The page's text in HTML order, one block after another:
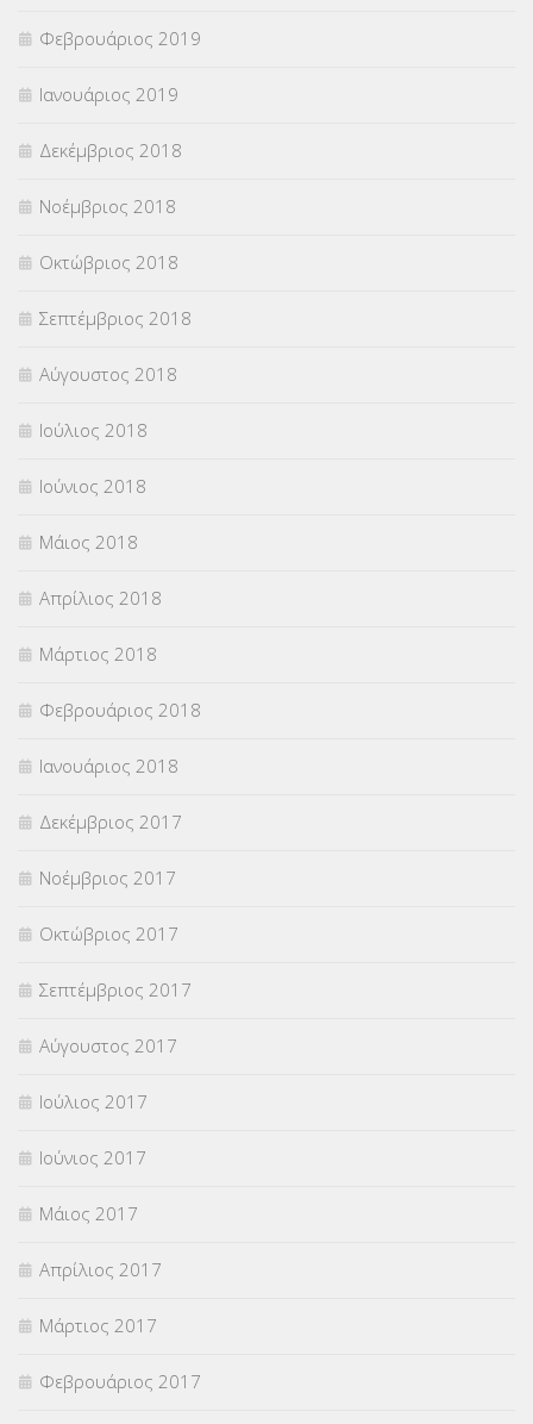
Φεβρουάριος 2019
Ιανουάριος 2019
Δεκέμβριος 2018
Νοέμβριος 2018
Οκτώβριος 2018
Σεπτέμβριος 2018
Αύγουστος 2018
Ιούλιος 2018
Ιούνιος 2018
Μάιος 2018
Απρίλιος 2018
Μάρτιος 2018
Φεβρουάριος 2018
Ιανουάριος 2018
Δεκέμβριος 2017
Νοέμβριος 2017
Οκτώβριος 2017
Σεπτέμβριος 2017
Αύγουστος 2017
Ιούλιος 2017
Ιούνιος 2017
Μάιος 2017
Απρίλιος 2017
Μάρτιος 2017
Φεβρουάριος 2017